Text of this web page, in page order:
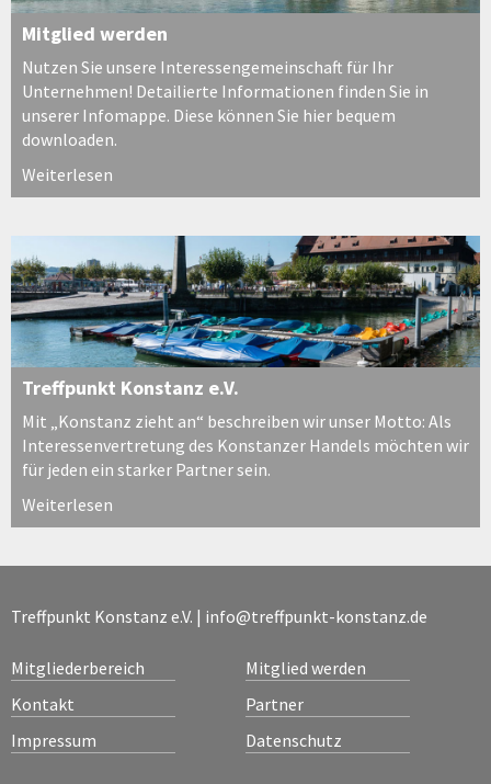
Mitglied werden
Nutzen Sie unsere Interessengemeinschaft für Ihr
Unternehmen! Detailierte Informationen finden Sie in
unserer Infomappe. Diese können Sie hier bequem
downloaden.
Weiterlesen
Treffpunkt Konstanz e.V.
Mit „Konstanz zieht an“ beschreiben wir unser Motto: Als
Interessenvertretung des Konstanzer Handels möchten wir
für jeden ein starker Partner sein.
Weiterlesen
Treffpunkt Konstanz e.V. | info@treffpunkt-konstanz.de
Mitgliederbereich
Mitglied werden
Kontakt
Partner
Impressum
Datenschutz